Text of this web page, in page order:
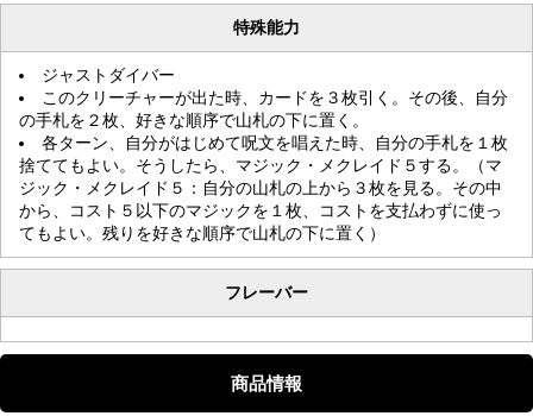
特殊能力
ジャストダイバー
このクリーチャーが出た時、カードを３枚引く。その後、自分
の手札を２枚、好きな順序で山札の下に置く。
各ターン、自分がはじめて呪文を唱えた時、自分の手札を１枚
捨ててもよい。そうしたら、マジック・メクレイド５する。（マ
ジック・メクレイド５：自分の山札の上から３枚を見る。その中
から、コスト５以下のマジックを１枚、コストを支払わずに使っ
てもよい。残りを好きな順序で山札の下に置く）
フレーバー
商品情報